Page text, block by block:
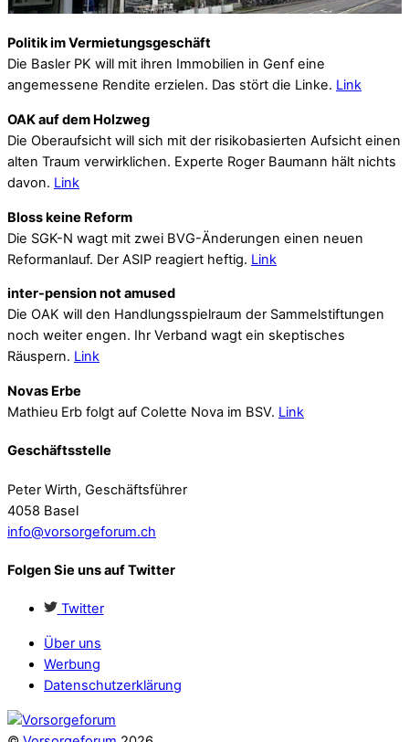
Politik im Vermietungsgeschäft
Die Basler PK will mit ihren Immobilien in Genf eine
angemessene Rendite erzielen. Das stört die Linke. Link
OAK auf dem Holzweg
Die Oberaufsicht will sich mit der risikobasierten Aufsicht einen
alten Traum verwirklichen. Experte Roger Baumann hält nichts
davon. Link
Bloss keine Reform
Die SGK-N wagt mit zwei BVG-Änderungen einen neuen
Reformanlauf. Der ASIP reagiert heftig. Link
inter-pension not amused
Die OAK will den Handlungsspielraum der Sammelstiftungen
noch weiter engen. Ihr Verband wagt ein skeptisches
Räuspern. Link
Novas Erbe
Mathieu Erb folgt auf Colette Nova im BSV. Link
Geschäftsstelle
Peter Wirth, Geschäftsführer
4058 Basel
info@vorsorgeforum.ch
Folgen Sie uns auf Twitter
Twitter
Über uns
Werbung
Datenschutzerklärung